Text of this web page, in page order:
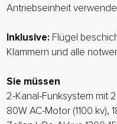
Antriebseinheit
Inklusive: Flügel
Klammern und alle
Sie müssen
2-Kanal-Funksystem mit
80W AC-Motor (1100 kv),